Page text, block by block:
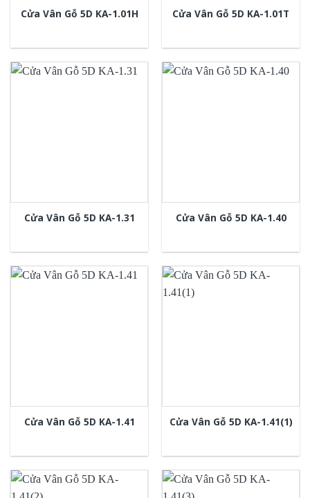
Cửa Vân Gỗ 5D KA-1.01H Cửa Vân Gỗ 5D KA-1.01T
Cửa Vân Gỗ 5D KA-1.31 Cửa Vân Gỗ 5D KA-1.40
Cửa Vân Gỗ 5D KA-1.41 Cửa Vân Gỗ 5D KA-1.41(1)